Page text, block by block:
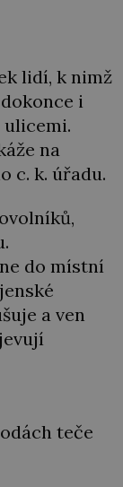
lidí, k nimž
i
ulicemi.
na
c. k. úřadu.
do místní
a ven
teče